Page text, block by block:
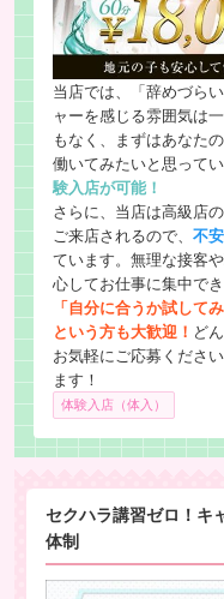
当店では、「辞めづら
ャーを感じる雰囲気は
もなく、まずはあなた
働いてみたいと思ってい
験入店が可能！
さらに、当店は高級店
ご来店されるので、 不
ています。無理な接客
心してお仕事に集中でき
「自分に合うか試して
という方も大歓迎！ ど
お気軽にご応募くださ
ます！
体験入店（体入）
セクハラ講習ゼロ！キ
体制